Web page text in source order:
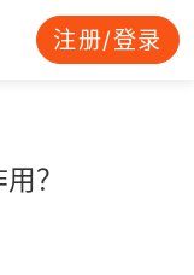
注册/登录
？